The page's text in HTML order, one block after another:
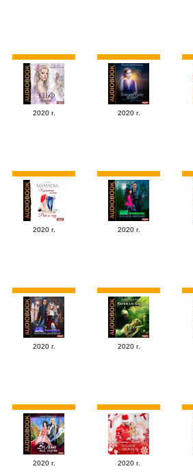
2020 г. 2020 г.
2020 г. 2020 г.
2020 г. 2020 г.
2020 г. 2020 г.